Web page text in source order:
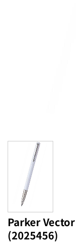
Parker Vector
(2025456)